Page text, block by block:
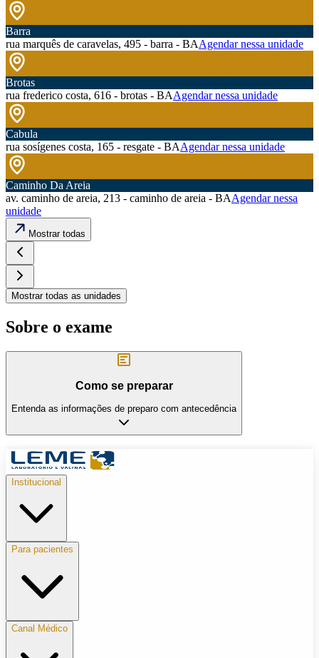
Barra
rua marquês de caravelas, 495 - barra - BAAgendar nessa unidade
Brotas
rua frederico costa, 616 - brotas - BAAgendar nessa unidade
Cabula
rua sosígenes costa, 165 - resgate - BAAgendar nessa unidade
Caminho Da Areia
av. caminho de areia, 213 - caminho de areia - BAAgendar nessa
unidade
Mostrar todas
Mostrar todas as unidades
Sobre o exame
Como se preparar
Entenda as informações de preparo com antecedência
Institucional
Para pacientes
Canal Médico